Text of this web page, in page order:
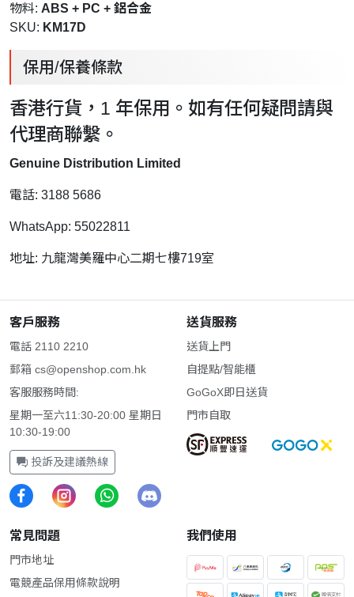
物料: ABS + PC + 鋁合金
SKU: KM17D
保用/保養條款
香港行貨，1 年保用。如有任何疑問請與
代理商聯繫。
Genuine Distribution Limited
電話: 3188 5686
WhatsApp: 55022811
地址: 九龍灣美羅中心二期七樓719室
客戶服務
電話 2110 2210
郵箱 cs@openshop.com.hk
客服服務時間:
星期一至六11:30-20:00 星期日
10:30-19:00
投訴及建議熱線
送貨服務
送貨上門
自提點/智能櫃
GoGoX即日送貨
門市自取
常見問題
門市地址
電競產品保用條款說明
我們使用